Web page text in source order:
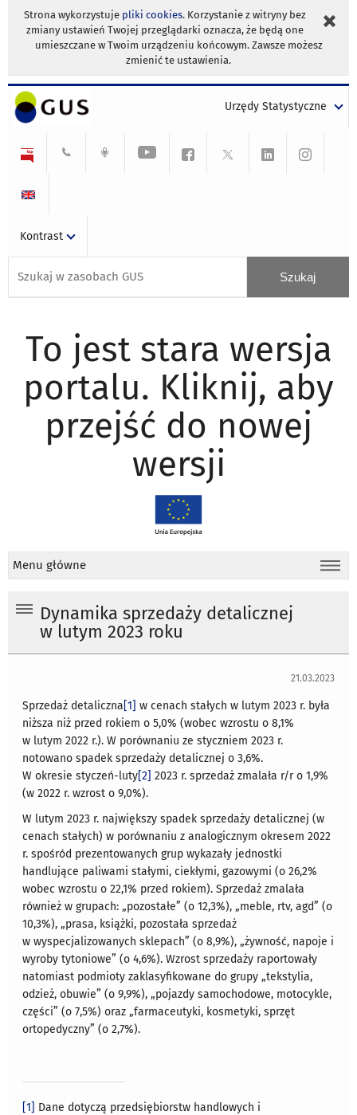
Strona wykorzystuje pliki cookies. Korzystanie z witryny bez
zmiany ustawień Twojej przeglądarki oznacza, że będą one
umieszczane w Twoim urządzeniu końcowym. Zawsze możesz
zmienić te ustawienia.
Urzędy Statystyczne
Kontrast
To jest stara wersja
portalu. Kliknij, aby
przejść do nowej
wersji
Menu główne
Dynamika sprzedaży detalicznej
w lutym 2023 roku
21.03.2023
Sprzedaż detaliczna[1] w cenach stałych w lutym 2023 r. była
niższa niż przed rokiem o 5,0% (wobec wzrostu o 8,1%
w lutym 2022 r.). W porównaniu ze styczniem 2023 r.
notowano spadek sprzedaży detalicznej o 3,6%.
W okresie styczeń-luty[2] 2023 r. sprzedaż zmalała r/r o 1,9%
(w 2022 r. wzrost o 9,0%).
W lutym 2023 r. największy spadek sprzedaży detalicznej (w
cenach stałych) w porównaniu z analogicznym okresem 2022
r. spośród prezentowanych grup wykazały jednostki
handlujące paliwami stałymi, ciekłymi, gazowymi (o 26,2%
wobec wzrostu o 22,1% przed rokiem). Sprzedaż zmalała
również w grupach: „pozostałe” (o 12,3%), „meble, rtv, agd” (o
10,3%), „prasa, książki, pozostała sprzedaż
w wyspecjalizowanych sklepach” (o 8,9%), „żywność, napoje i
wyroby tytoniowe” (o 4,6%). Wzrost sprzedaży raportowały
natomiast podmioty zaklasyfikowane do grupy „tekstylia,
odzież, obuwie” (o 9,9%), „pojazdy samochodowe, motocykle,
części” (o 7,5%) oraz „farmaceutyki, kosmetyki, sprzęt
ortopedyczny” (o 2,7%).
[1] Dane dotyczą przedsiębiorstw handlowych i